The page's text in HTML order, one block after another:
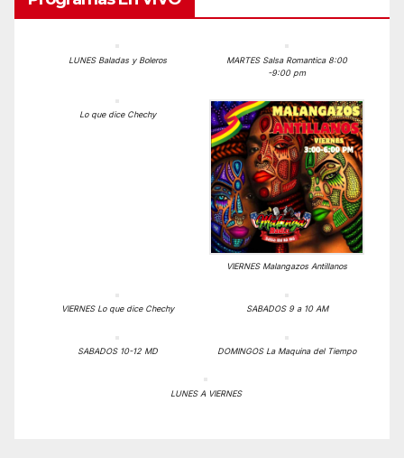
LUNES Baladas y Boleros
MARTES Salsa Romantica 8:00
-9:00 pm
Lo que dice Chechy
VIERNES Malangazos Antillanos
VIERNES Lo que dice Chechy SABADOS 9 a 10 AM
SABADOS 10-12 MD DOMINGOS La Maquina del Tiempo
LUNES A VIERNES